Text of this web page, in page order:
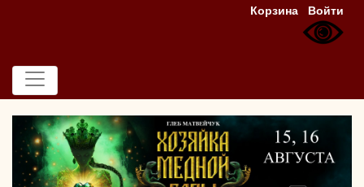
Корзина Войти